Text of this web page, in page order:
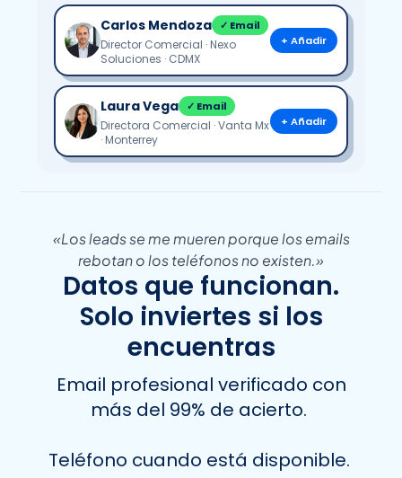
Carlos Mendoza ✓ Email
Director Comercial · Nexo
Soluciones · CDMX
+ Añadir
Laura Vega ✓ Email
Directora Comercial · Vanta Mx
· Monterrey
+ Añadir
«Los leads se me mueren porque los emails
rebotan o los teléfonos no existen.»
Datos que funcionan.
Solo inviertes si los
encuentras
Email profesional verificado con
más del 99% de acierto.
Teléfono cuando está disponible.